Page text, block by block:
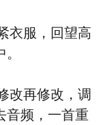
衣服，回望高
改再修改，调
音频，一首重